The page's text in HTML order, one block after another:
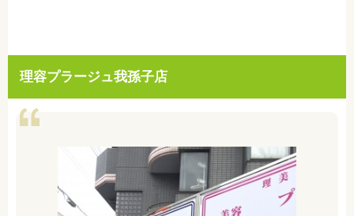
理容プラージュ我孫子店